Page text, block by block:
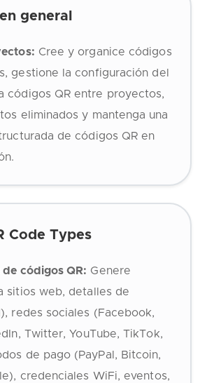
general
Cree y organice códigos
gestione la configuración del
códigos QR entre proyectos,
eliminados y mantenga una
de códigos QR en
Code Types
códigos QR: Genere
sitios web, detalles de
redes sociales (Facebook,
Twitter, YouTube, TikTok,
de pago (PayPal, Bitcoin,
credenciales WiFi, eventos,